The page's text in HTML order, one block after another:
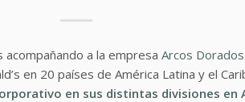
a la empresa Arcos Dorados
en 20 países de América Latina y el
en sus distintas divisiones en